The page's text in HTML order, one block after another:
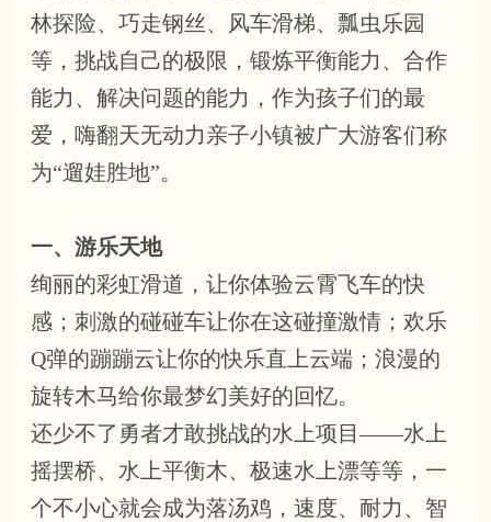
林探险、巧走钢丝、风车滑梯、瓢虫乐园
等，挑战自己的极限，锻炼平衡能力、合作
能力、解决问题的能力，作为孩子们的最
爱，嗨翻天无动力亲子小镇被广大游客们称
为“遛娃胜地”。
一、游乐天地
绚丽的彩虹滑道，让你体验云霄飞车的快
感；刺激的碰碰车让你在这碰撞激情；欢乐
Q弹的蹦蹦云让你的快乐直上云端；浪漫的
旋转木马给你最梦幻美好的回忆。
还少不了勇者才敢挑战的水上项目——水上
摇摆桥、水上平衡木、极速水上漂等等，一
个不小心就会成为落汤鸡，速度、耐力、智